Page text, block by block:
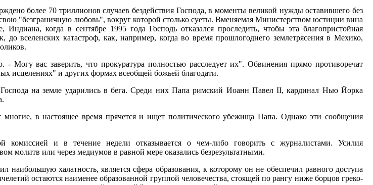
более 70 триллионов случаев бездействия Господа, в моменты великой нужды оставившего без
"безграничную любовь", вокруг которой столько суеты. Вменяемая Министерством юстиции вина
когда в сентябре 1995 года Господь отказался проследить, чтобы эта благопристойная
вселенских катастроф, как, например, когда во время прошлогоднего землетрясения в Мехико,
вас заверить, что прокуратура полностью расследует их". Обвинения прямо противоречат
исцелениях" и других формах всеобщей божьей благодати.
на земле ударились в бега. Среди них Папа римский Иоанн Павел II, кардинал Нью Йорка
в настоящее время прячется и ищет политического убежища Папа. Однако эти сообщения
комиссией и в течение недели отказывается о чем-либо говорить с журналистами. Усилия
молитв или через медиумов в равной мере оказались безрезультатными.
халатность, является сфера образования, к которому он не обеспечил равного доступа
остаются наименее образованной группой человечества, стоящей по рангу ниже борцов греко-